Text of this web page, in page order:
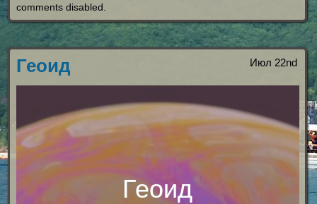
comments disabled
Июл 22nd
Геоид
Геоид